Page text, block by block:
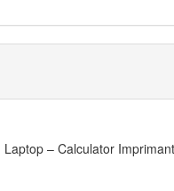
Laptop – Calculator